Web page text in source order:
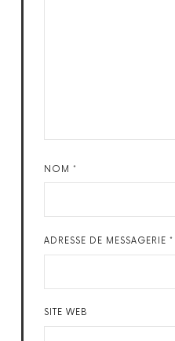
NOM *
ADRESSE DE MESSAGERIE *
SITE WEB